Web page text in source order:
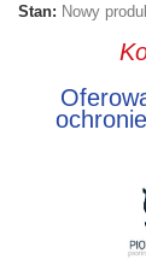
Stan: Nowy